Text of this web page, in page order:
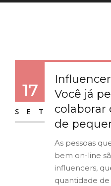
17
SET
Você já
colaborar
de
As pessoas
bem on-line
influencers,
quantidade de